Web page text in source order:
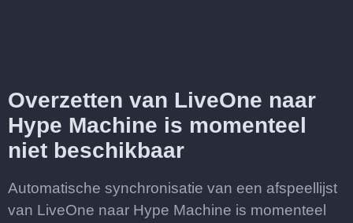
Overzetten van LiveOne naar
Hype Machine is momenteel
niet beschikbaar
Automatische synchronisatie van een afspeellijst
van LiveOne naar Hype Machine is momenteel